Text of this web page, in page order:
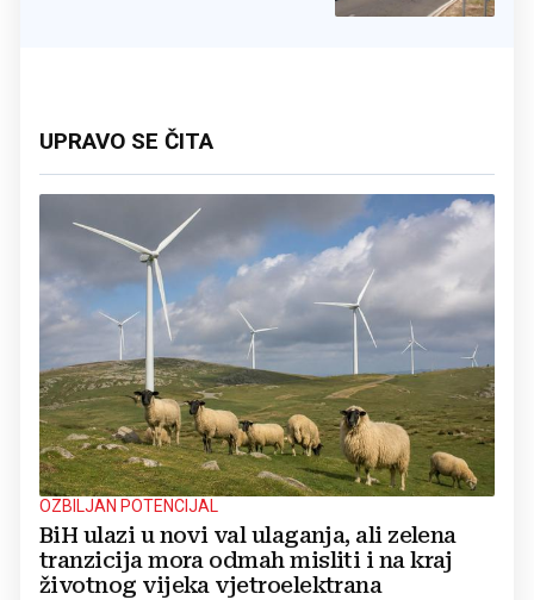
UPRAVO SE ČITA
OZBILJAN POTENCIJAL
BiH ulazi u novi val ulaganja, ali zelena
tranzicija mora odmah misliti i na kraj
životnog vijeka vjetroelektrana